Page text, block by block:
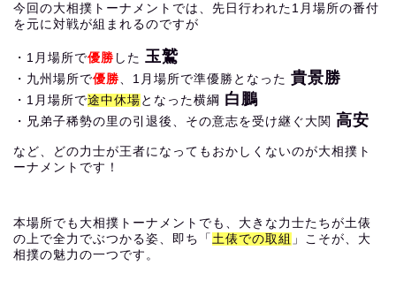
今回の大相撲トーナメントでは、先日行われた1月場所の番付
を元に対戦が組まれるのですが
・1月場所で優勝 した 玉鷲
・九州場所で優勝、1月場所で準優勝となった 貴景勝
・1月場所で途中休場 となった横綱 白鵬
・兄弟子稀勢の里の引退後、その意志を受け継ぐ大関 高安
など、どの力士が王者になってもおかしくないのが大相撲ト
ーナメントです！
本場所でも大相撲トーナメントでも、大きな力士たちが土俵
の上で全力でぶつかる姿、即ち「 土俵での取組 」こそが、大
相撲の魅力の一つです。